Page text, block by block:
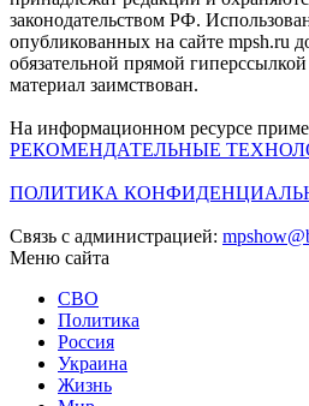
законодательством РФ.
опубликованных на сайте mpsh.ru
обязательной прямой
материал заимствован.
На информационном ресурсе
РЕКОМЕНДАТЕЛЬНЫЕ
ПОЛИТИКА
Связь с администрацией:
Меню сайта
СВО
Политика
Россия
Украина
Жизнь